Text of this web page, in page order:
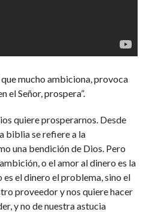
mucho ambiciona, provoca
el Señor, prospera”.
quiere prosperarnos. Desde
biblia se refiere a la
una bendición de Dios. Pero
o el amor al dinero es la
el dinero el problema, sino el
proveedor y nos quiere hacer
y no de nuestra astucia